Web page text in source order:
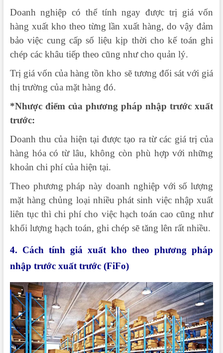
Doanh nghiệp có thể tính ngay được trị giá vốn
hàng xuất kho theo từng lần xuất hàng, do vậy đảm
bảo việc cung cấp số liệu kịp thời cho kế toán ghi
chép các khâu tiếp theo cũng như cho quản lý.
Trị giá vốn của hàng tồn kho sẽ tương đối sát với giá
thị trường của mặt hàng đó.
*Nhược điểm của phương pháp nhập trước xuất
trước:
Doanh thu của hiện tại được tạo ra từ các giá trị của
hàng hóa có từ lâu, không còn phù hợp với những
khoản chi phí của hiện tại.
Theo phương pháp này doanh nghiệp với số lượng
mặt hàng chủng loại nhiều phát sinh việc nhập xuất
liên tục thì chi phí cho việc hạch toán cao cũng như
khối lượng hạch toán, ghi chép sẽ tăng lên rất nhiều.
4. Cách tính giá xuất kho theo phương pháp
nhập trước xuất trước (FiFo)